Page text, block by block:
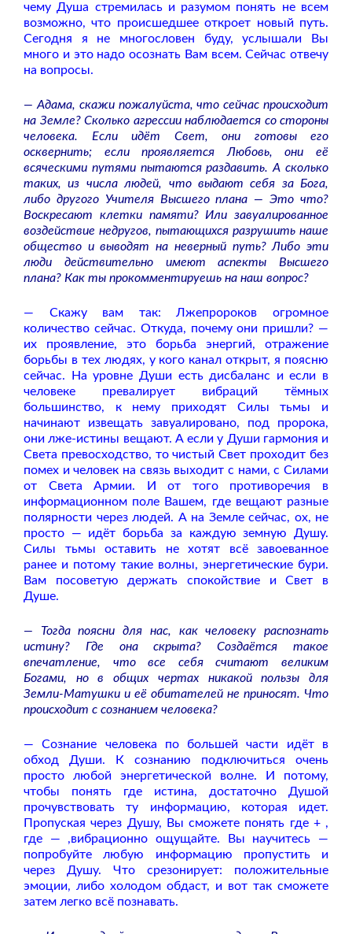
чему Душа стремилась и разумом понять не всем
возможно, что происшедшее откроет новый путь.
Сегодня я не многословен буду, услышали Вы
много и это надо осознать Вам всем. Сейчас отвечу
на вопросы.
— Адама, скажи пожалуйста, что сейчас происходит
на Земле? Сколько агрессии наблюдается со стороны
человека. Если идёт Свет, они готовы его
осквернить; если проявляется Любовь, они её
всяческими путями пытаются раздавить. А сколько
таких, из числа людей, что выдают себя за Бога,
либо другого Учителя Высшего плана — Это что?
Воскресают клетки памяти? Или завуалированное
воздействие недругов, пытающихся разрушить наше
общество и выводят на неверный путь? Либо эти
люди действительно имеют аспекты Высшего
плана? Как ты прокомментируешь на наш вопрос?
— Скажу вам так: Лжепророков огромное
количество сейчас. Откуда, почему они пришли? —
их проявление, это борьба энергий, отражение
борьбы в тех людях, у кого канал открыт, я поясню
сейчас. На уровне Души есть дисбаланс и если в
человеке превалирует вибраций тёмных
большинство, к нему приходят Силы тьмы и
начинают извещать завуалировано, под пророка,
они лже-истины вещают. А если у Души гармония и
Света превосходство, то чистый Свет проходит без
помех и человек на связь выходит с нами, с Силами
от Света Армии. И от того противоречия в
информационном поле Вашем, где вещают разные
полярности через людей. А на Земле сейчас, ох, не
просто — идёт борьба за каждую земную Душу.
Силы тьмы оставить не хотят всё завоеванное
ранее и потому такие волны, энергетические бури.
Вам посоветую держать спокойствие и Свет в
Душе.
— Тогда поясни для нас, как человеку распознать
истину? Где она скрыта? Создаётся такое
впечатление, что все себя считают великим
Богами, но в общих чертах никакой пользы для
Земли-Матушки и её обитателей не приносят. Что
происходит с сознанием человека?
— Сознание человека по большей части идёт в
обход Души. К сознанию подключиться очень
просто любой энергетической волне. И потому,
чтобы понять где истина, достаточно Душой
прочувствовать ту информацию, которая идет.
Пропуская через Душу, Вы сможете понять где + ,
где — ,вибрационно ощущайте. Вы научитесь —
попробуйте любую информацию пропустить и
через Душу. Что срезонирует: положительные
эмоции, либо холодом обдаст, и вот так сможете
затем легко всё познавать.